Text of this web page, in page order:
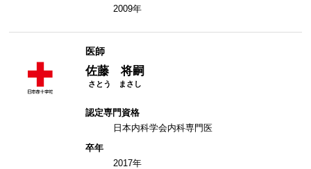
2009年
医師
佐藤 将嗣
認定専門資格
日本内科学会内科専門医
卒年
2017年